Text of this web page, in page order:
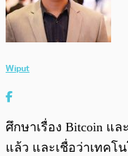
Wiput
ศึกษาเรื่อง Bitcoin แล
แล้ว และเชื่อว่าเทคโ